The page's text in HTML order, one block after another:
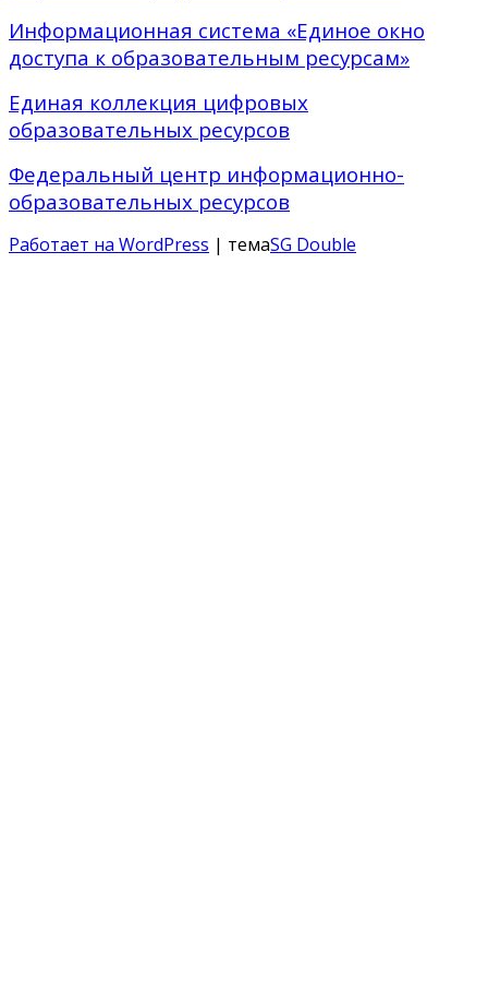
Информационная система «Единое окно
доступа к образовательным ресурсам»
Единая коллекция цифровых
образовательных ресурсов
Федеральный центр информационно-
образовательных ресурсов
Работает на WordPress | темаSG Double